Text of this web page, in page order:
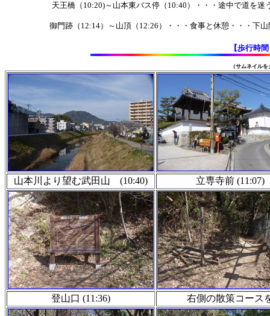
天王橋（10:20)～山本東バス停（10:40）・・・途中で道を
御門跡（12:14）～山頂（12:26）・・・食事と休憩・・・下
【歩行時
（サムネイル
山本川より望む武田山 (10:40) 立専寺前 (11:07)
登山口 (11:36) 右側の散策コース